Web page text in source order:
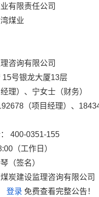
有限责任公司
煤业
咨询有限公司
15号银龙大厦13层
理）、宁女士（财务）
（项目经理）、
400-0351-155
（工作日）
（签名）
炭建设监理咨询有限公司
登录 免费查看完整公告！